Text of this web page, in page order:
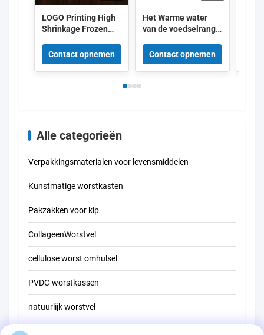
LOGO Printing High
Shrinkage Frozen
Bags
Contact opnemen
Het Warme water
van de voedselrang
Co van
Gevogeltezakken
50um 55um EVA PE
Contact opnemen
Alle categorieën
Verpakkingsmaterialen voor levensmiddelen
Kunstmatige worstkasten
Pakzakken voor kip
CollageenWorstvel
cellulose worst omhulsel
PVDC-worstkassen
natuurlijk worstvel